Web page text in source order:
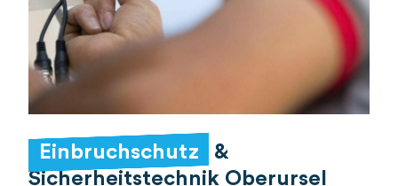
Einbruchschutz
&
Sicherheitstechnik Oberursel